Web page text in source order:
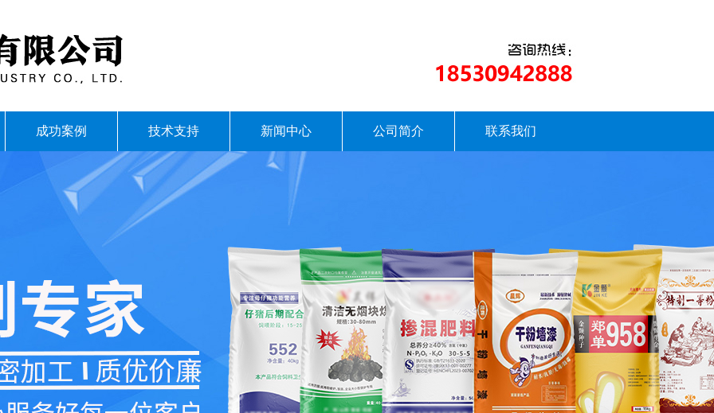
成功案例 技术支持 新闻中心 公司简介 联系我们